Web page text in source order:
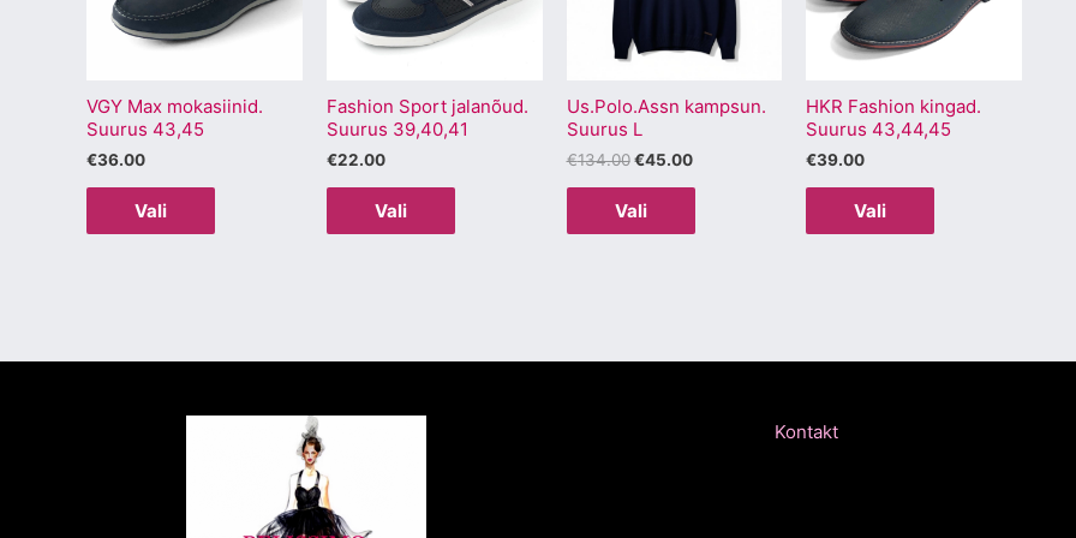
VGY Max mokasiinid.
Suurus 43,45
€36.00
Vali
varianti.
Valikuid
teha
Fashion Sport jalanõud.
Suurus 39,40,41
€22.00
Vali
varianti.
Valikuid
teha
tootelehel.
Us.Polo.Assn kampsun.
Suurus L
€134.00 €45.00
Vali
varianti.
Valikuid
teha
HKR Fashion kingad.
Suurus 43,44,45
€39.00
Vali
varianti.
Valikuid
teha
tootelehel.
Kontakt